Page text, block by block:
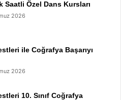
Saatli Özel Dans Kursları
2026
ile Coğrafya Başarıyı
2026
10. Sınıf Coğrafya